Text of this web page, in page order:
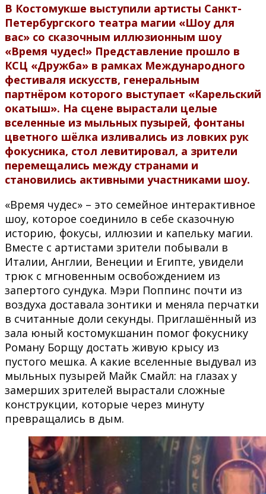
В Костомукше выступили артисты Санкт-
Петербургского театра магии «Шоу для
вас» со сказочным иллюзионным шоу
«Время чудес!» Представление прошло в
КСЦ «Дружба» в рамках Международного
фестиваля искусств, генеральным
партнёром которого выступает «Карельский
окатыш». На сцене вырастали целые
вселенные из мыльных пузырей, фонтаны
цветного шёлка изливались из ловких рук
фокусника, стол левитировал, а зрители
перемещались между странами и
становились активными участниками шоу.
«Время чудес» – это семейное интерактивное
шоу, которое соединило в себе сказочную
историю, фокусы, иллюзии и капельку магии.
Вместе с артистами зрители побывали в
Италии, Англии, Венеции и Египте, увидели
трюк с мгновенным освобождением из
запертого сундука. Мэри Поппинс почти из
воздуха доставала зонтики и меняла перчатки
в считанные доли секунды. Приглашённый из
зала юный костомукшанин помог фокуснику
Роману Борщу достать живую крысу из
пустого мешка. А какие вселенные выдувал из
мыльных пузырей Майк Смайл: на глазах у
замерших зрителей вырастали сложные
конструкции, которые через минуту
превращались в дым.